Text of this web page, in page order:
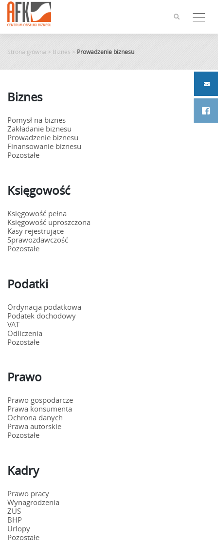
content
Strona główna > Biznes > Prowadzenie biznesu
Biznes
Pomysł na biznes
Zakładanie biznesu
Prowadzenie biznesu
Finansowanie biznesu
Pozostałe
Księgowość
Księgowość pełna
Księgowość uproszczona
Kasy rejestrujące
Sprawozdawczość
Pozostałe
Podatki
Ordynacja podatkowa
Podatek dochodowy
VAT
Odliczenia
Pozostałe
Prawo
Prawo gospodarcze
Prawa konsumenta
Ochrona danych
Prawa autorskie
Pozostałe
Kadry
Prawo pracy
Wynagrodzenia
ZUS
BHP
Urlopy
Pozostałe